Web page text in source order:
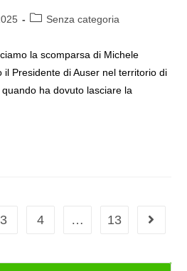
Categoria
Senza categoria
la scomparsa di Michele
il Presidente di Auser nel territorio di
ha dovuto lasciare la
3 4 … 13 Vai alla